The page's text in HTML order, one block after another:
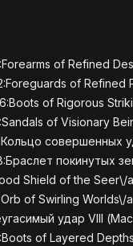
of Refined
of Refined
of Rigorous
of Visionary
совершенных
покинутых
Shield of the Seer\/a
of Swirling Worlds\/a
удар VIII
of Layered